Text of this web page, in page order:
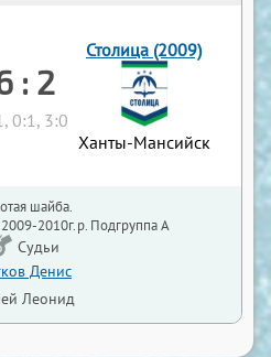
: 2
0:1, 3:0
Столица (2009)
Ханты-Мансийск
шайба.
2010г.р. Подгруппа А
Судьи
Денис
Леонид